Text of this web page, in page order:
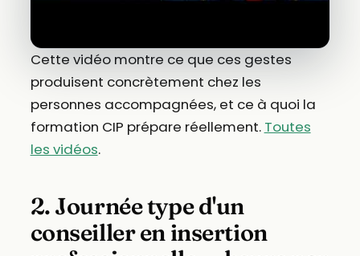
Cette vidéo montre ce que ces gestes
produisent concrètement chez les
personnes accompagnées, et ce à quoi la
formation CIP prépare réellement. Toutes
les vidéos.
2. Journée type d'un
conseiller en insertion